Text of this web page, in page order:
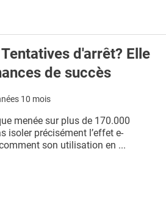
d'arrêt? Elle
de succès
10 mois
menée sur plus de 170.000
isoler précisément l’effet e-
son utilisation en ...